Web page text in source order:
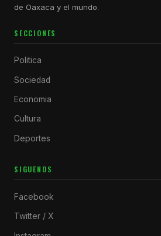
de Oaxaca y el mundo.
SECCIONES
Politica
Sociedad
Economia
Cultura
Deportes
SIGUENOS
Facebook
Twitter / X